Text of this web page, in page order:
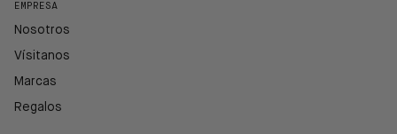
EMPRESA
Nosotros
Vísitanos
Marcas
Regalos